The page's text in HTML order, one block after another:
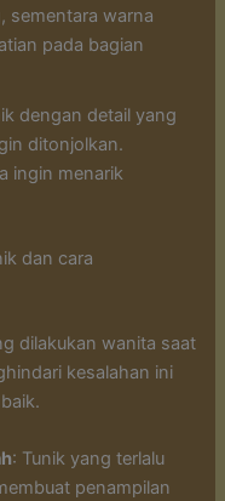
sementara warna
pada bagian
dengan detail yang
ditonjolkan.
ingin menarik
dan cara
dilakukan wanita saat
kesalahan ini
: Tunik yang terlalu
penampilan